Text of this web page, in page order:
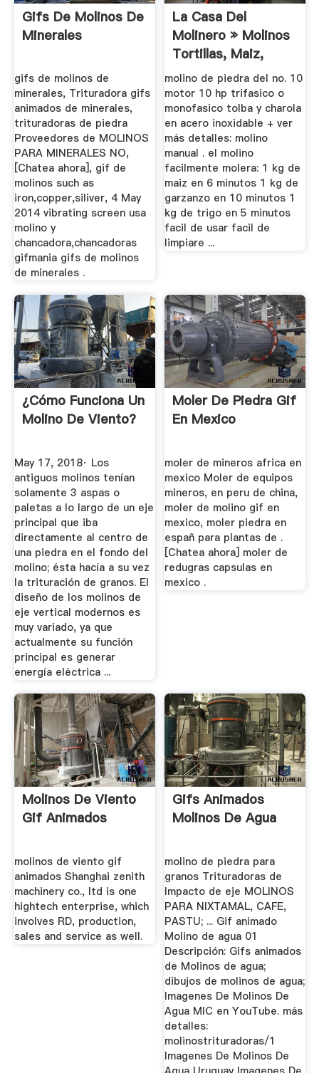
Gifs De Molinos De
Minerales
gifs de molinos de
minerales, Trituradora gifs
animados de minerales,
trituradoras de piedra
Proveedores de MOLINOS
PARA MINERALES NO,
[Chatea ahora], gif de
molinos such as
iron,copper,siliver, 4 May
2014 vibrating screen usa
molino y
chancadora,chancadoras
gifmania gifs de molinos
de minerales .
La Casa Del
Molinero » Molinos
Tortillas, Maiz,
Milpa ...
molino de piedra del no. 10
motor 10 hp trifasico o
monofasico tolba y charola
en acero inoxidable + ver
más detalles: molino
manual . el molino
facilmente molera: 1 kg de
maiz en 6 minutos 1 kg de
garzanzo en 10 minutos 1
kg de trigo en 5 minutos
facil de usar facil de
limpiare ...
¿Cómo Funciona Un
Molino De Viento?
May 17, 2018· Los
antiguos molinos tenían
solamente 3 aspas o
paletas a lo largo de un eje
principal que iba
directamente al centro de
una piedra en el fondo del
molino; ésta hacía a su vez
la trituración de granos. El
diseño de los molinos de
eje vertical modernos es
muy variado, ya que
actualmente su función
principal es generar
energía eléctrica ...
Moler De Piedra Gif
En Mexico
moler de mineros africa en
mexico Moler de equipos
mineros, en peru de china,
moler de molino gif en
mexico, moler piedra en
españ para plantas de .
[Chatea ahora] moler de
redugras capsulas en
mexico .
Molinos De Viento
Gif Animados
molinos de viento gif
animados Shanghai zenith
machinery co., ltd is one
hightech enterprise, which
involves RD, production,
sales and service as well.
Gifs Animados
Molinos De Agua
molino de piedra para
granos Trituradoras de
Impacto de eje MOLINOS
PARA NIXTAMAL, CAFE,
PASTU; ... Gif animado
Molino de agua 01
Descripción: Gifs animados
de Molinos de agua;
dibujos de molinos de agua;
Imagenes De Molinos De
Agua MIC en YouTube. más
detalles:
molinostrituradoras/1
Imagenes De Molinos De